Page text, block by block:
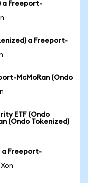
a Freeport-
a Freeport-
McMoRan (Ondo
ETF (Ondo
(Ondo Tokenized)
a Freeport-